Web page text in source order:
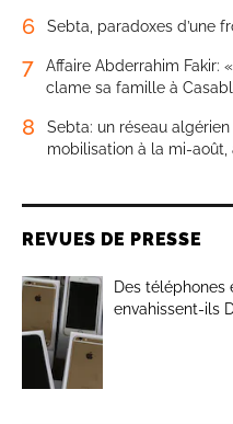
6 Sebta, paradoxes d’une
7
Affaire Abderrahim Fakir:
clame sa famille à
8
Sebta: un réseau
mobilisation à la mi-août,
REVUES DE PRESSE
Des téléphones
envahissent-ils